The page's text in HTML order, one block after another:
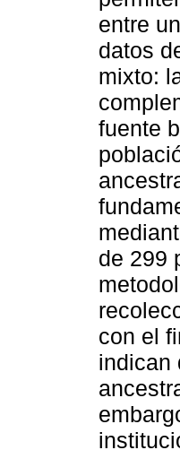
entre
datos
mixto:
fuente
de 299
con el
indican